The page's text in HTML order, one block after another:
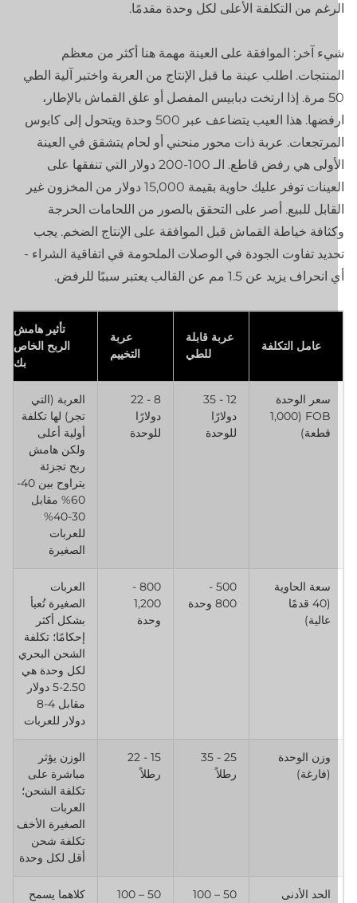
من التكلفة الأعلى لكل وحدة مقدمًا.
آخر: الموافقة على العينة مهمة هنا أكثر من معظم
اطلب عينة ما قبل الإنتاج من العربة واختبر آلية الطي
50 مرة. إذا ارتخت دبابيس المفصل أو علق القماش بالإطار،
ارفضها. هذا العيب يتضاعف عبر 500 وحدة ويتحول إلى كابوس
عربة ذات محور منحني أو لحام يتشقق في العينة
الأولى هي رفض قاطع. الـ 100-200 دولار التي تنفقها على
العينات توفر عليك حاوية بقيمة 15,000 دولار من المخزون غير
للبيع. أصر على التحقق بالصور من اللحامات الحرجة
خياطة القماش قبل الموافقة على الإنتاج الضخم. يجب
تفاوت الجودة في الوصلات الملحومة في اتفاقية الشراء -
يزيد عن 1.5 مم عن القالب يعتبر سببًا للرفض.
عامل التكلفة
عربة قابلة
للطي
عربة
التخييم
تأثير هامش
الربح الخاص
سعر الوحدة
FOB (1,000
قطعة)
12 - 35
دولارًا
للوحدة
8 - 22
دولارًا
للوحدة
العربة (التي
تجر) لها تكلفة
أولية أعلى
ولكن هامش
ربح تجزئة
يتراوح بين 40-
60% مقابل
30-40%
للعربات
الصغيرة
سعة الحاوية
(40 قدمًا
عالية)
500 -
800 وحدة
800 -
1,200
وحدة
العربات
الصغيرة تُعبأ
بشكل أكثر
إحكامًا؛ تكلفة
الشحن البحري
لكل وحدة هي
2.50-5 دولار
مقابل 4-8
دولار للعربات
وزن الوحدة
(فارغة)
25 - 35
رطلاً
15 - 22
رطلاً
الوزن يؤثر
مباشرة على
تكلفة الشحن؛
العربات
الصغيرة الأخف
تكلفة شحن
أقل لكل وحدة
الحد الأدنى
50 – 100
50 – 100
كلاهما يسمح